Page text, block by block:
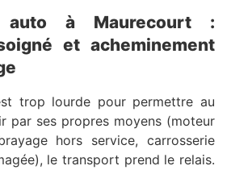
auto à Maurecourt :
et acheminement
trop lourde pour permettre au
par ses propres moyens (moteur
hors service, carrosserie
le transport prend le relais.